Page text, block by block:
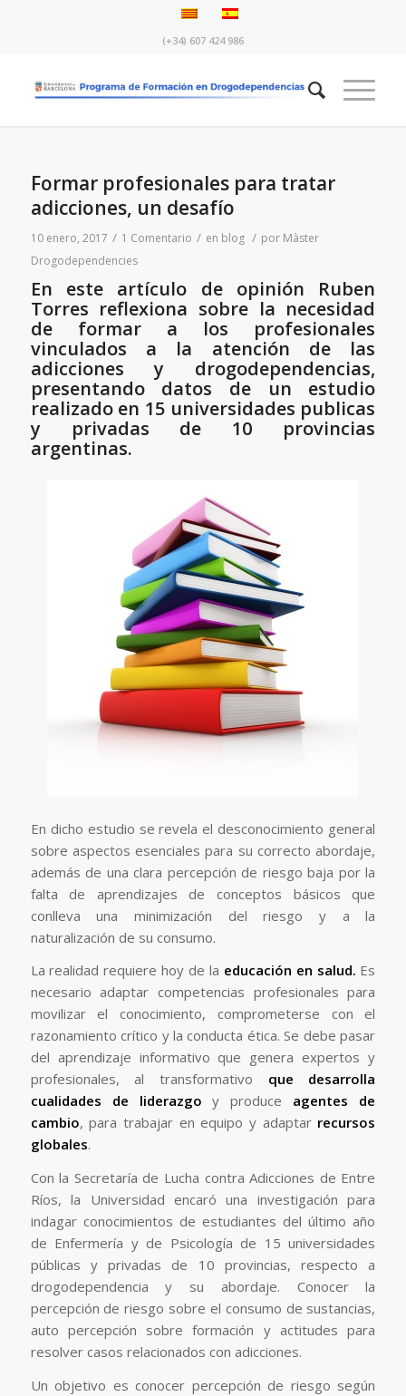
(+34) 607 424 986
Formar profesionales para tratar
adicciones, un desafío
10 enero, 2017 / 1 Comentario / en blog / por Màster
Drogodependencies
En este artículo de opinión Ruben
Torres reflexiona sobre la necesidad
de formar a los profesionales
vinculados a la atención de las
adicciones y drogodependencias,
presentando datos de un estudio
realizado en 15 universidades publicas
y privadas de 10 provincias
argentinas.
En dicho estudio se revela el desconocimiento general
sobre aspectos esenciales para su correcto abordaje,
además de una clara percepción de riesgo baja por la
falta de aprendizajes de conceptos básicos que
conlleva una minimización del riesgo y a la
naturalización de su consumo.
La realidad requiere hoy de la educación en salud. Es
necesario adaptar competencias profesionales para
movilizar el conocimiento, comprometerse con el
razonamiento crítico y la conducta ética. Se debe pasar
del aprendizaje informativo que genera expertos y
profesionales, al transformativo que desarrolla
cualidades
de liderazgo y produce agentes de
cambio, para trabajar en equipo y adaptar recursos
globales.
Con la Secretaría de Lucha contra Adicciones de Entre
Ríos, la Universidad encaró una investigación para
indagar conocimientos de estudiantes del último año
de Enfermería y de Psicología de 15 universidades
públicas y privadas de 10 provincias, respecto a
drogodependencia y su abordaje. Conocer la
percepción de riesgo sobre el consumo de sustancias,
auto percepción sobre formación y actitudes para
resolver casos relacionados con adicciones.
Un objetivo es conocer percepción de riesgo según